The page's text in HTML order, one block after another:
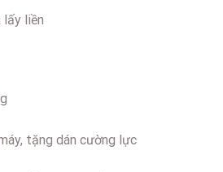
liền
tặng dán cường lực